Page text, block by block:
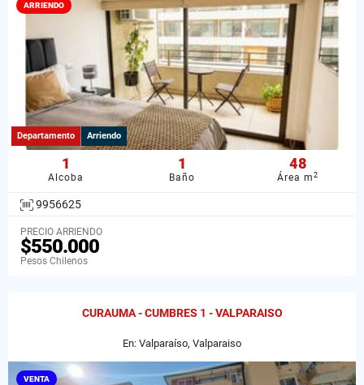
ARRIENDO
Departamento Arriendo
1
Alcoba
1
Baño
48
Área m2
9956625
PRECIO ARRIENDO
$550.000
Pesos Chilenos
CURAUMA - CUMBRES 1 - VALPARAISO
En: Valparaíso, Valparaiso
VENTA